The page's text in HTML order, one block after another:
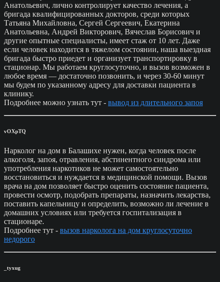
Анатольевич, лично контролирует качество лечения, а
бригада квалифицированных докторов, среди которых
Татьяна Михайловна, Сергей Сергеевич, Екатерина
Анатольевна, Андрей Викторович, Вячеслав Борисович и
другие опытные специалисты, имеет стаж от 10 лет. Даже
если человек находится в тяжелом состоянии, наша выездная
бригада быстро приедет и организует транспортировку в
стационар. Мы работаем круглосуточно, и вызов возможен в
любое время — достаточно позвонить, и через 30-60 минут
мы будем по указанному адресу для доставки пациента в
клинику.
Подробнее можно узнать тут - вывод из длительного запоя
vOXpTQ
Нарколог на дом в Балашихе нужен, когда человек после
алкоголя, запоя, отравления, абстинентного синдрома или
употребления наркотиков не может самостоятельно
восстановиться и нуждается в медицинской помощи. Вызов
врача на дом позволяет быстро оценить состояние пациента,
провести осмотр, подобрать препараты, назначить лекарства,
поставить капельницу и определить, возможно ли лечение в
домашних условиях или требуется госпитализация в
стационаре.
Подробнее тут - вызов нарколога на дом круглосуточно
недорого
_tyxug